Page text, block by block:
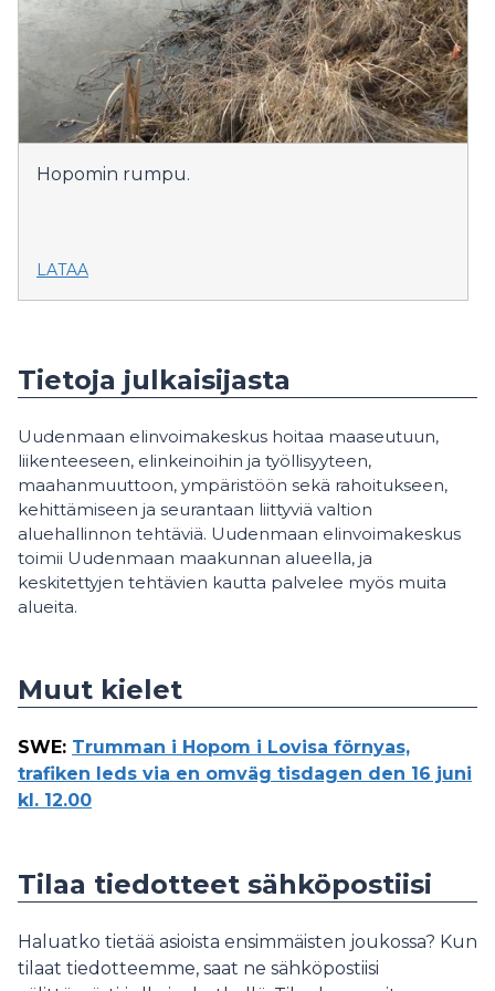
Hopomin rumpu.
LATAA
Tietoja julkaisijasta
Uudenmaan elinvoimakeskus hoitaa maaseutuun,
liikenteeseen, elinkeinoihin ja työllisyyteen,
maahanmuuttoon, ympäristöön sekä rahoitukseen,
kehittämiseen ja seurantaan liittyviä valtion
aluehallinnon tehtäviä. Uudenmaan elinvoimakeskus
toimii Uudenmaan maakunnan alueella, ja
keskitettyjen tehtävien kautta palvelee myös muita
alueita.
Muut kielet
SWE: Trumman i Hopom i Lovisa förnyas,
trafiken leds via en omväg tisdagen den 16 juni
kl. 12.00
Tilaa tiedotteet sähköpostiisi
Haluatko tietää asioista ensimmäisten joukossa? Kun
tilaat tiedotteemme, saat ne sähköpostiisi